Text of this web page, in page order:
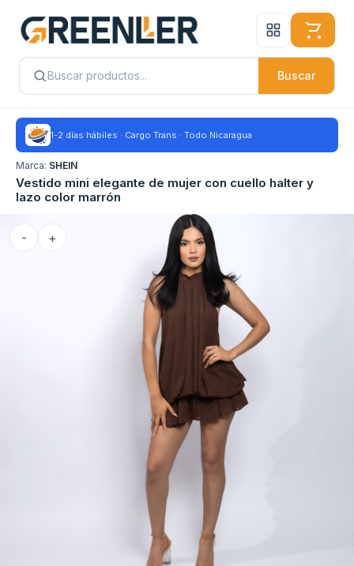
Buscar
1-2 días hábiles · Cargo Trans · Todo Nicaragua
Marca: SHEIN
Vestido mini elegante de mujer con cuello halter y
lazo color marrón
- +